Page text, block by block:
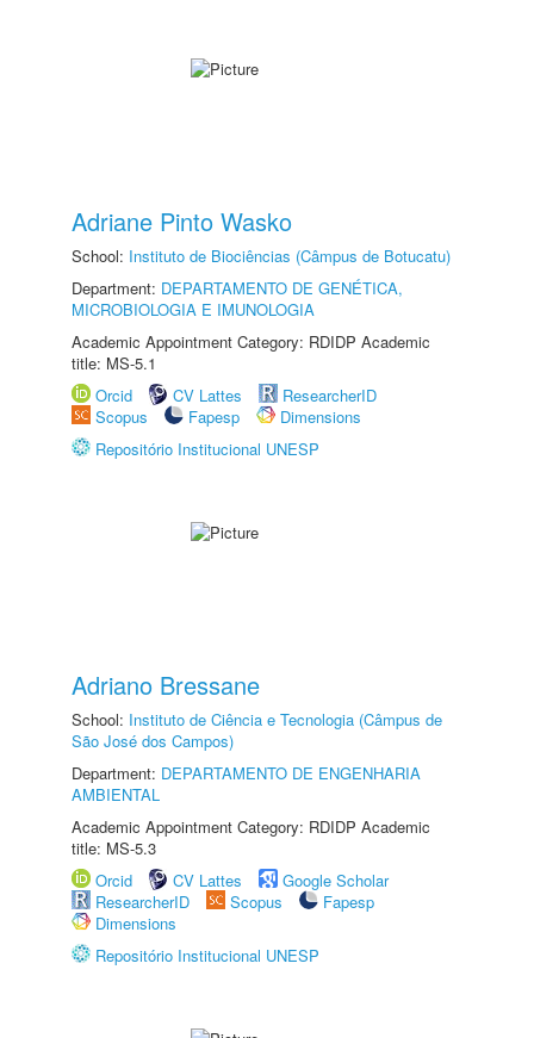
Adriane Pinto Wasko
School: Instituto de Biociências (Câmpus de Botucatu)
Department: DEPARTAMENTO DE GENÉTICA,
MICROBIOLOGIA E IMUNOLOGIA
Academic Appointment Category: RDIDP Academic
title: MS-5.1
Orcid
CV Lattes
ResearcherID
Scopus
Fapesp
Dimensions
Repositório Institucional UNESP
Adriano Bressane
School: Instituto de Ciência e Tecnologia (Câmpus de
São José dos Campos)
Department: DEPARTAMENTO DE ENGENHARIA
AMBIENTAL
Academic Appointment Category: RDIDP Academic
title: MS-5.3
Orcid
CV Lattes
Google Scholar
ResearcherID
Scopus
Fapesp
Dimensions
Repositório Institucional UNESP